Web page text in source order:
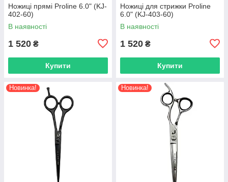
Ножиці прямі Proline 6.0" (KJ-
402-60)
В наявності
1 520 ₴
Купити
Ножиці для стрижки Proline
6.0" (KJ-403-60)
В наявності
1 520 ₴
Купити
Новинка! Новинка!